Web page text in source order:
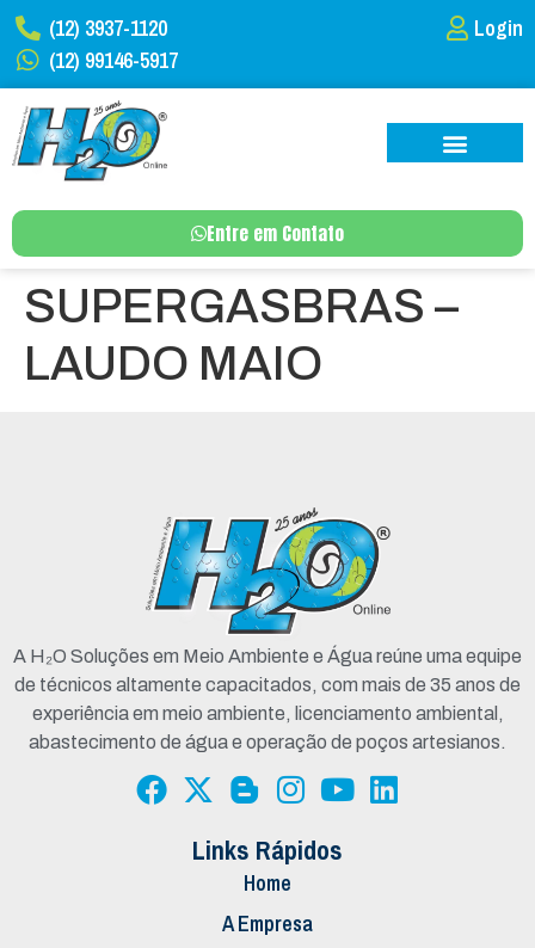
(12) 3937-1120
(12) 99146-5917
Login
Entre em Contato
SUPERGASBRAS –
LAUDO MAIO
A H₂O Soluções em Meio Ambiente e Água reúne uma equipe
de técnicos altamente capacitados, com mais de 35 anos de
experiência em meio ambiente, licenciamento ambiental,
abastecimento de água e operação de poços artesianos.
Links Rápidos
Home
A Empresa